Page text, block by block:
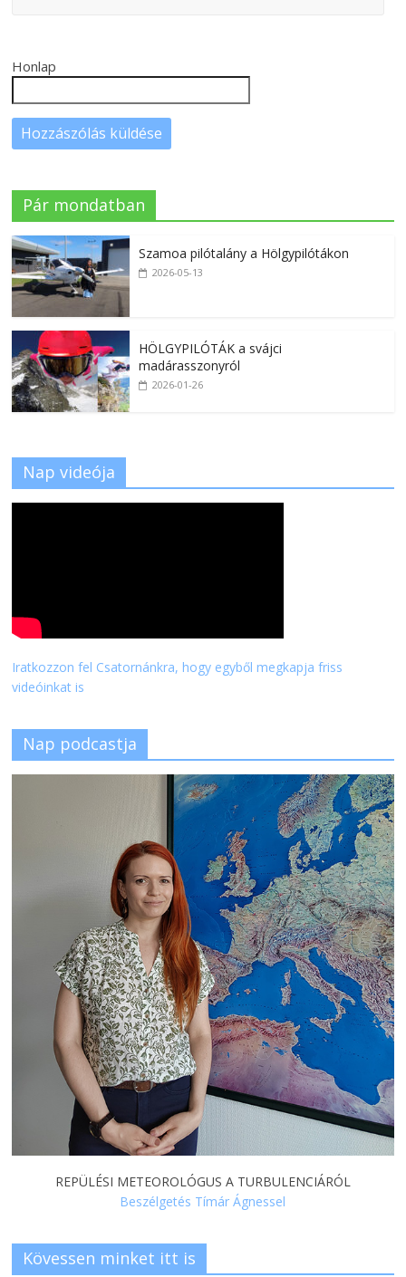
Honlap
Pár mondatban
Szamoa pilótalány a Hölgypilótákon
2026-05-13
HÖLGYPILÓTÁK a svájci
madárasszonyról
2026-01-26
Nap videója
Iratkozzon fel Csatornánkra, hogy egyből megkapja friss
videóinkat is
Nap podcastja
REPÜLÉSI METEOROLÓGUS A TURBULENCIÁRÓL
Beszélgetés Tímár Ágnessel
Kövessen minket itt is